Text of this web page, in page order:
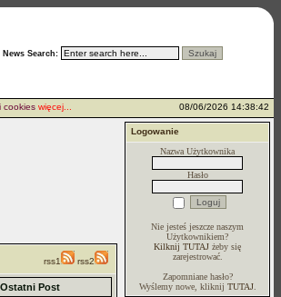
News Search:
więcej... 08/06/2026 14:38:42
rss1 rss2
Ostatni Post
Logowanie
Nazwa Użytkownika
Hasło
Nie jesteś jeszcze naszym
Użytkownikiem?
Kilknij TUTAJ żeby się
zarejestrować.
Zapomniane hasło?
Wyślemy nowe, kliknij TUTAJ.